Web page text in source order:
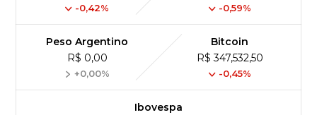
-0,42% -0,59%
Peso Argentino
R$ 0,00
+0,00%
Bitcoin
R$ 347,532,50
-0,45%
Ibovespa